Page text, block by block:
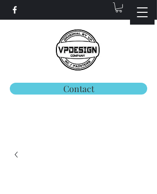
Contact